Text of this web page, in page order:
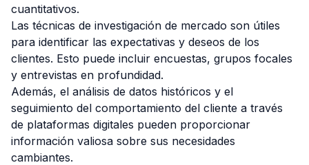
cuantitativos.
Las técnicas de investigación de mercado son útiles
para identificar las expectativas y deseos de los
clientes. Esto puede incluir encuestas, grupos focales
y entrevistas en profundidad.
Además, el análisis de datos históricos y el
seguimiento del comportamiento del cliente a través
de plataformas digitales pueden proporcionar
información valiosa sobre sus necesidades
cambiantes.